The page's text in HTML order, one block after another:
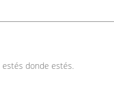
estés donde estés.